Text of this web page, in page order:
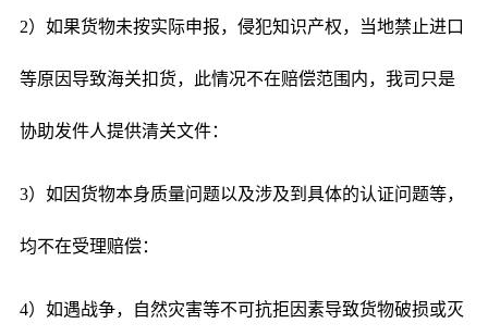
2）如果货物未按实际申报，侵犯知识产权，当地禁止进口
等原因导致海关扣货，此情况不在赔偿范围内，我司只是
协助发件人提供清关文件：
3）如因货物本身质量问题以及涉及到具体的认证问题等，
均不在受理赔偿：
4）如遇战争，自然灾害等不可抗拒因素导致货物破损或灭